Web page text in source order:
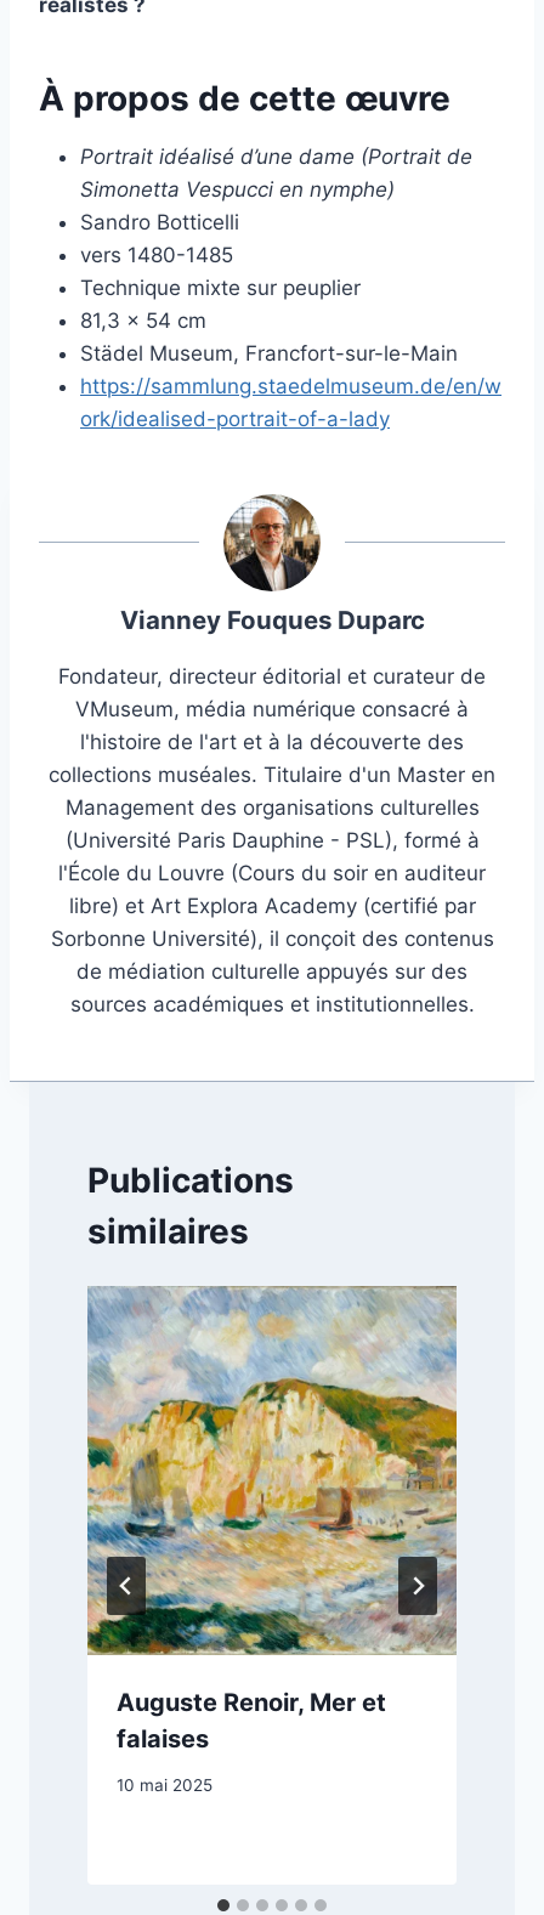
À propos de cette œuvre
Portrait idéalisé d’une dame (Portrait de
Simonetta Vespucci en nymphe)
Sandro Botticelli
vers 1480-1485
Technique mixte sur peuplier
81,3 × 54 cm
Städel Museum, Francfort-sur-le-Main
https://sammlung.staedelmuseum.de/en/w
ork/idealised-portrait-of-a-lady
Vianney Fouques Duparc
Fondateur, directeur éditorial et curateur de
VMuseum, média numérique consacré à
l'histoire de l'art et à la découverte des
collections muséales. Titulaire d'un Master en
Management des organisations culturelles
(Université Paris Dauphine - PSL), formé à
l'École du Louvre (Cours du soir en auditeur
libre) et Art Explora Academy (certifié par
Sorbonne Université), il conçoit des contenus
de médiation culturelle appuyés sur des
sources académiques et institutionnelles.
Publications
similaires
Auguste Renoir, Mer et
falaises
10 mai 2025